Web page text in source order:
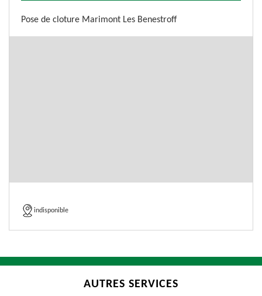
Pose de cloture Marimont Les Benestroff
indisponible
AUTRES SERVICES